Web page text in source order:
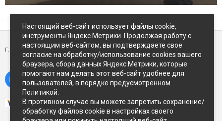
г. Петропавловск-Камчатский,ул Восточное-шоссе, д.5
Настоящий веб-сайт использует файлы cookie,
инструменты Яндекс.Метрики. Продолжая работу с
настоящим веб-сайтом, вы подтверждаете свое
согласие на обработку/использование cookies вашего
браузера, сбора данных Яндекс.Метрики, которые
помогают нам делать этот веб-сайт удобнее для
пользователей, в порядке предусмотренном
Политикой.
В противном случае вы можете запретить сохранение/
обработку файлов cookie в настройках своего